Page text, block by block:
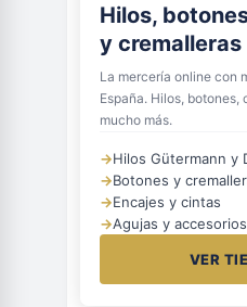
Hilos,
y cremalleras
La mercería online con
España. Hilos, botones,
mucho más.
→Hilos Gütermann y
→Botones y
→Encajes y cintas
→Agujas y
VER